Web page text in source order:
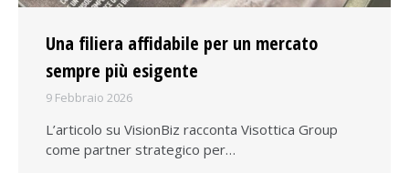
Una filiera affidabile per un mercato
sempre più esigente
9 Febbraio 2026
L’articolo su VisionBiz racconta Visottica Group
come partner strategico per…